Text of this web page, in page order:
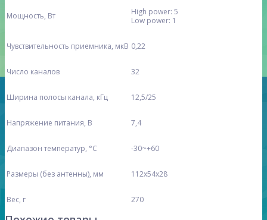
Мощность, Вт
High power: 5
Low power: 1
Чувствительность приемника, мкВ 0,22
Число каналов 32
Ширина полосы канала, кГц 12,5/25
Напряжение питания, В 7,4
Диапазон температур, °С -30~+60
Размеры (без антенны), мм 112x54x28
Вес, г 270